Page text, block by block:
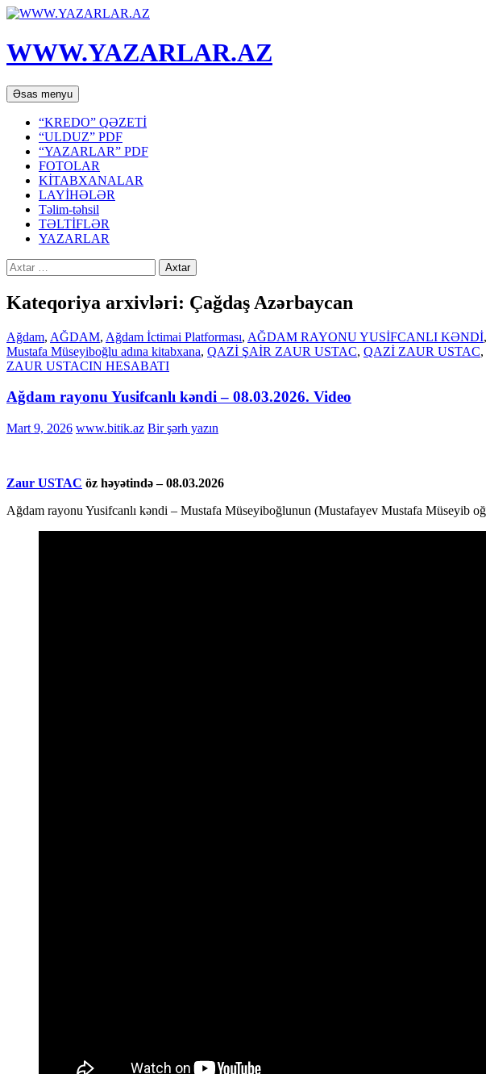
WWW.YAZARLAR.AZ
Axtar
Əsas menyu Mühtəviyyata
keç
“KREDO” QƏZETİ
“ULDUZ” PDF
“YAZARLAR” PDF
FOTOLAR
KİTABXANALAR
LAYİHƏLƏR
Təlim-təhsil
TƏLTİFLƏR
YAZARLAR
Axtarış:
Kateqoriya arxivləri: Çağdaş Azərbaycan
Ağdam, AĞDAM, Ağdam İctimai Platforması, AĞDAM RAYONU YUSİFCANLI KƏNDİ,
Mustafa Müseyiboğlu adına kitabxana, QAZİ ŞAİR ZAUR USTAC, QAZİ ZAUR USTAC,
ZAUR USTACIN HESABATI
Ağdam rayonu Yusifcanlı kəndi – 08.03.2026. Video
Mart 9, 2026 www.bitik.az Bir şərh yazın
Zaur USTAC öz həyətində – 08.03.2026
Ağdam rayonu Yusifcanlı kəndi – Mustafa Müseyiboğlunun (Mustafayev Mustafa Müseyib